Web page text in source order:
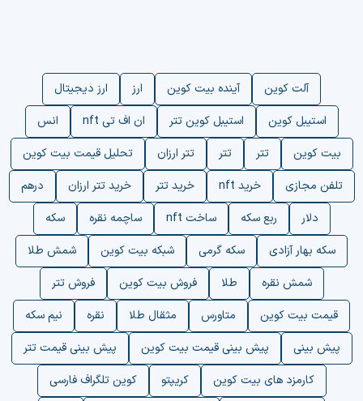
آلت کوین آینده بیت کوین ارز
ارز دیجیتال
استیبل کوین
استیبل کوین تتر ان اف تی nft
انس
بیت کوین
تتر تتر تتر ارزان
تحلیل قیمت بیت کوین
تلفن مجازی
خرید nft خرید تتر خرید تتر ارزان
درهم
دلار
ربع سکه ساخت nft ساچمه نقره
سکه
سکه بهار آزادی
سکه گرمی شبکه بیت کوین
شمش طلا
شمش نقره
طلا فروش بیت کوین
فروش تتر
قیمت بیت کوین
متاورس مثقال طلا نقره
نیم سکه
پیش بینی
پیش بینی قیمت بیت کوین
پیش بینی قیمت تتر
کارمزد های بیت کوین
کریپتو
کوین تلگراف فارسی